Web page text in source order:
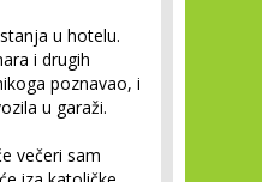
u hotelu.
i drugih
poznavao, i
u garaži.
večeri sam